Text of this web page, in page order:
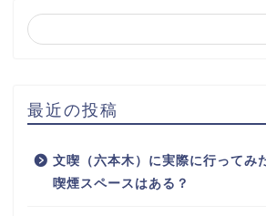
最近の投稿
文喫（六本木）に実際に行ってみ
喫煙スペースはある？